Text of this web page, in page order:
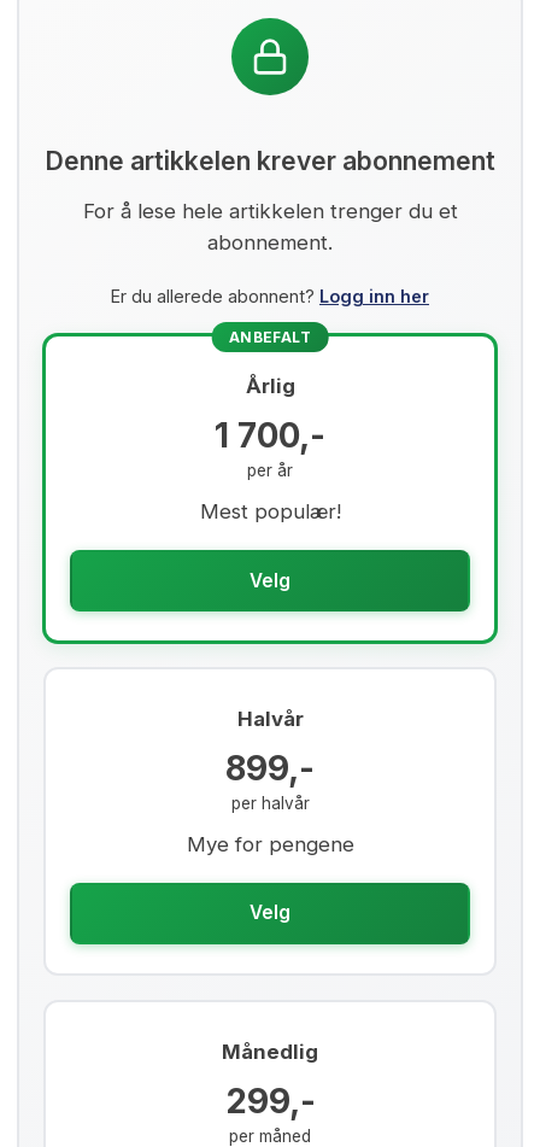
Denne artikkelen krever abonnement
For å lese hele artikkelen trenger du et
abonnement.
Er du allerede abonnent? Logg inn her
ANBEFALT
Årlig
1 700,-
per år
Mest populær!
Velg
Halvår
899,-
per halvår
Mye for pengene
Velg
Månedlig
299,-
per måned